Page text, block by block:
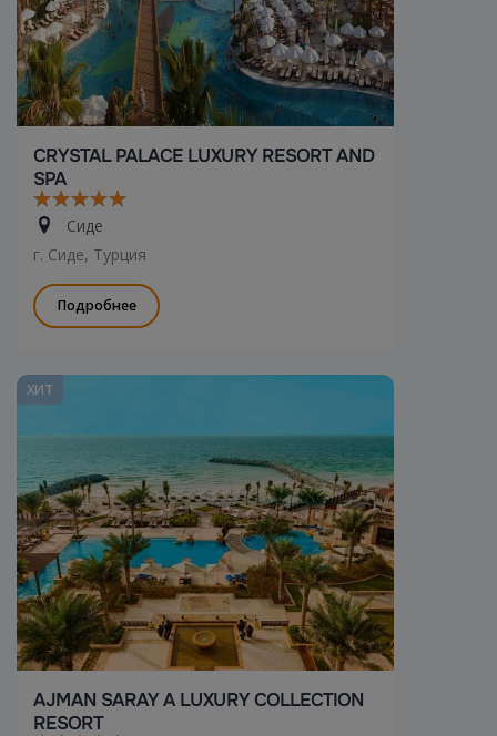
CRYSTAL PALACE LUXURY RESORT AND
SPA
Сиде
г. Сиде, Турция
Подробнее
ХИТ
AJMAN SARAY A LUXURY COLLECTION
RESORT